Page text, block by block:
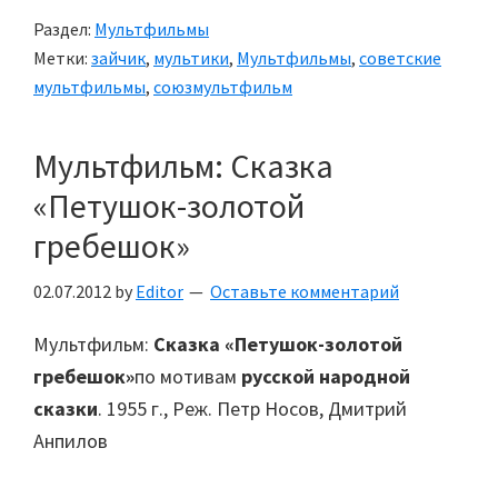
Раздел: Мультфильмы
Метки: зайчик, мультики, Мультфильмы, советские
мультфильмы, союзмультфильм
Мультфильм: Сказка
«Петушок-золотой
гребешок»
02.07.2012 by Editor Оставьте комментарий
Мультфильм: Сказка «Петушок-золотой
гребешок»по мотивам русской народной
сказки. 1955 г., Реж. Петр Носов, Дмитрий
Анпилов